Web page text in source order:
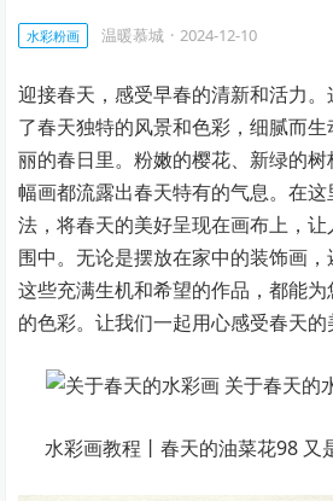
水彩粉画 温暖慕城 · 2024-12-10
迎接春天，感受早春的清新和活力
了春天独特的风景和色彩，细腻而
丽的春日里。粉嫩的樱花、新绿的
幅画都流露出春天特有的气息。在
法，将春天的美好呈现在画布上，
围中。无论是摆放在家中的装饰画，
这些充满生机和希望的作品，都能
的色彩。让我们一起用心感受春天的
水彩画教程丨春天的油菜花98 又